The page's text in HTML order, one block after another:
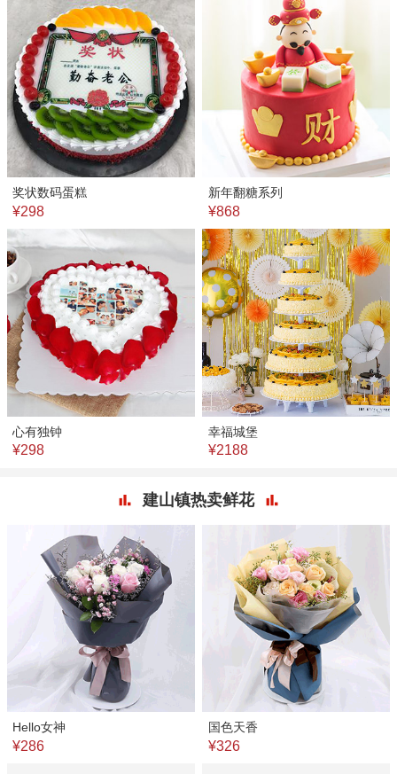
奖状数码蛋糕
¥298
新年翻糖系列
¥868
心有独钟
¥298
幸福城堡
¥2188
建山镇热卖鲜花
Hello女神
¥286
国色天香
¥326